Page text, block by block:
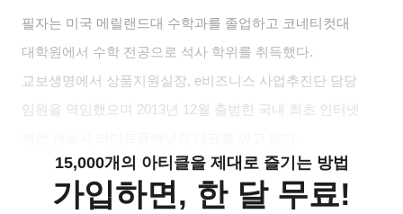
필자는 미국 메릴랜드대 수학과를 졸업하고 코네티컷대
대학원에서 수학 전공으로 석사 학위를 취득했다.
교보생명에서 상품지원실장, e비즈니스 사업추진단 담당
임원을 역임했으며 2013년 12월 출범한 국내 최초 인터넷
15,000개의 아티클을 제대로 즐기는 방법
가입하면, 한 달 무료!